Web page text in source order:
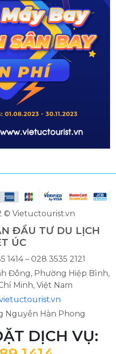
© Vietuctourist.vn
ĐẦU TƯ DU LỊCH
ÚC
– 028 3535 2121
Đông, Phường Hiệp Bình,
Minh, Việt Nam
Nguyễn Hàn Phong
DỊCH VỤ: